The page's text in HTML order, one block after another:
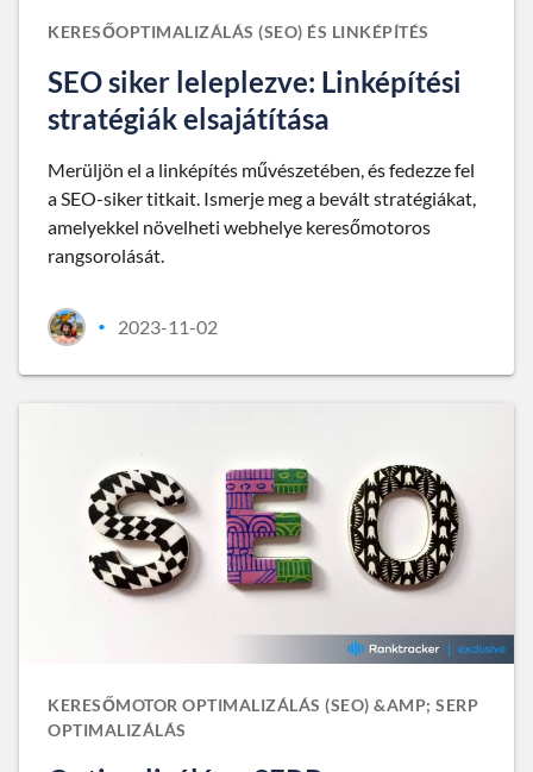
KERESŐOPTIMALIZÁLÁS (SEO) ÉS LINKÉPÍTÉS
SEO siker leleplezve: Linképítési
stratégiák elsajátítása
Merüljön el a linképítés művészetében, és fedezze fel
a SEO-siker titkait. Ismerje meg a bevált stratégiákat,
amelyekkel növelheti webhelye keresőmotoros
rangsorolását.
• 2023-11-02
KERESŐMOTOR OPTIMALIZÁLÁS (SEO) &AMP; SERP
OPTIMALIZÁLÁS